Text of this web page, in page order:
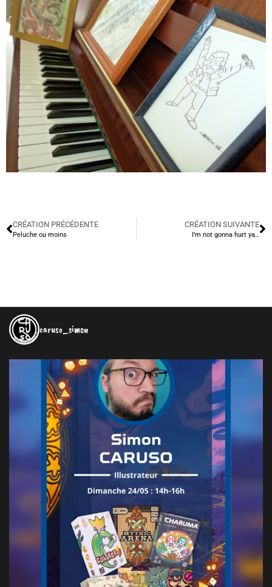
CRÉATION PRÉCÉDENTE
Peluche ou moins
CRÉATION SUIVANTE
I’m not gonna hurt ya…
caruso_simon